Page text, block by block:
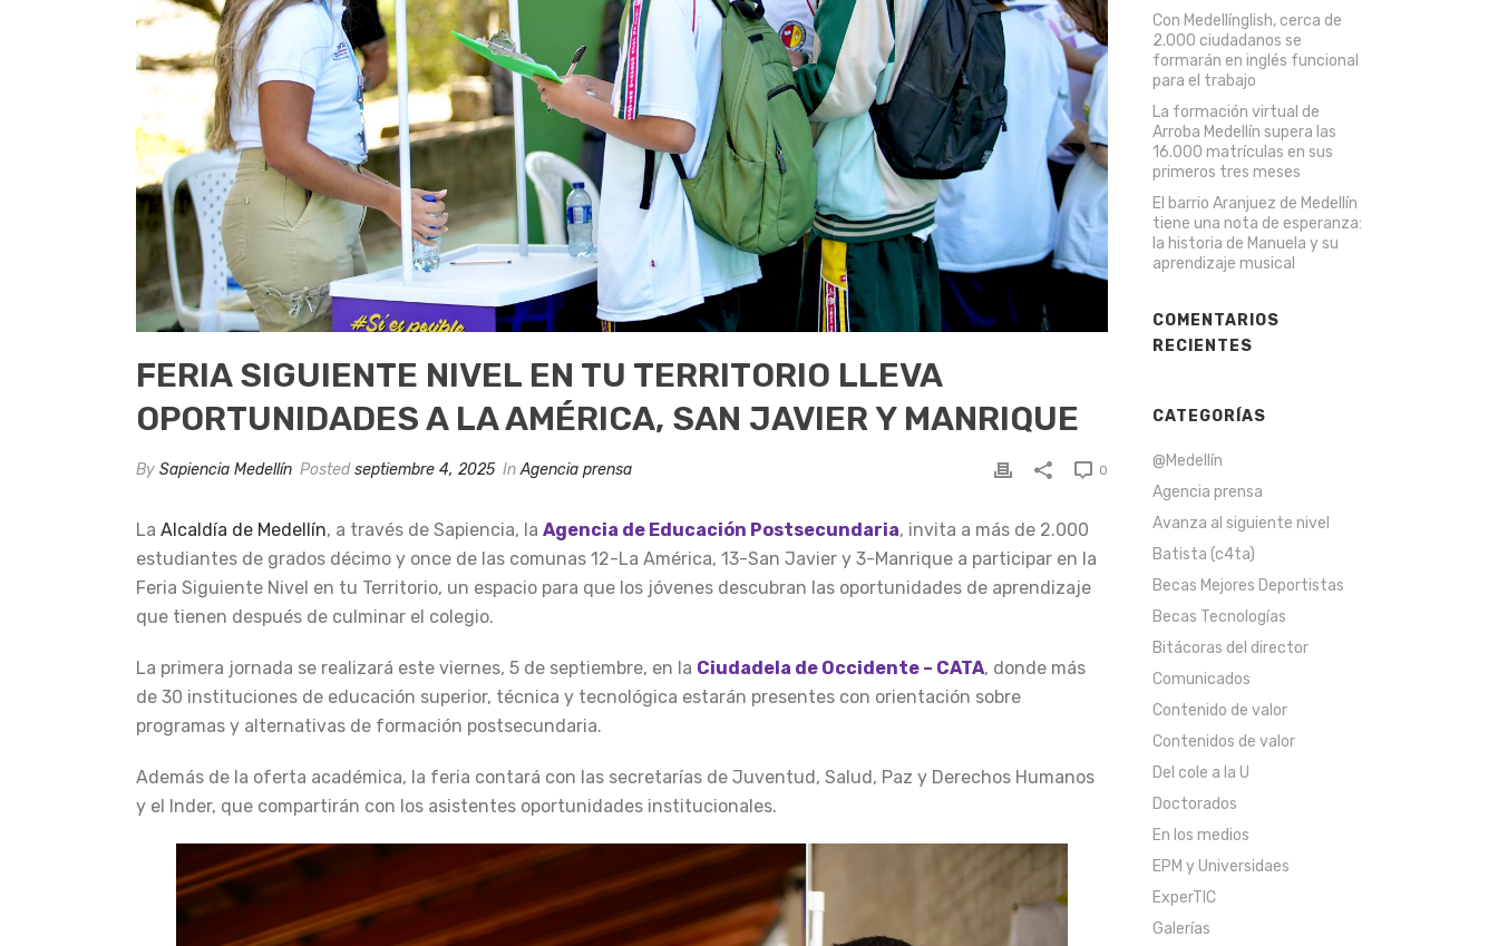
FERIA SIGUIENTE NIVEL EN TU TERRITORIO LLEVA
OPORTUNIDADES A LA AMÉRICA, SAN JAVIER Y MANRIQUE
By Sapiencia Medellín Postedseptiembre 4, 2025 InAgencia prensa 0
La Alcaldía de Medellín, a través de Sapiencia, la Agencia de Educación Postsecundaria, invita a más de 2.000
estudiantes de grados décimo y once de las comunas 12-La América, 13-San Javier y 3-Manrique a participar en la
Feria Siguiente Nivel en tu Territorio, un espacio para que los jóvenes descubran las oportunidades de aprendizaje
que tienen después de culminar el colegio.
La primera jornada se realizará este viernes, 5 de septiembre, en la Ciudadela de Occidente – CATA, donde más
de 30 instituciones de educación superior, técnica y tecnológica estarán presentes con orientación sobre
programas y alternativas de formación postsecundaria.
Además de la oferta académica, la feria contará con las secretarías de Juventud, Salud, Paz y Derechos Humanos
y el Inder, que compartirán con los asistentes oportunidades institucionales.
Con Medellínglish, cerca de
2.000 ciudadanos se
formarán en inglés funcional
para el trabajo
La formación virtual de
Arroba Medellín supera las
16.000 matrículas en sus
primeros tres meses
El barrio Aranjuez de Medellín
tiene una nota de esperanza:
la historia de Manuela y su
aprendizaje musical
COMENTARIOS
RECIENTES
CATEGORÍAS
@Medellín
Agencia prensa
Avanza al siguiente nivel
Batista (c4ta)
Becas Mejores Deportistas
Becas Tecnologías
Bitácoras del director
Comunicados
Contenido de valor
Contenidos de valor
Del cole a la U
Doctorados
En los medios
EPM y Universidaes
ExperTIC
Galerías